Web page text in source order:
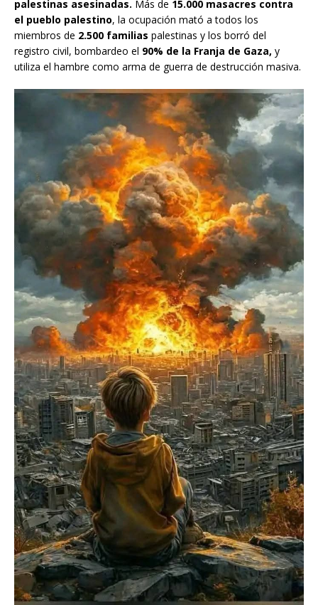
palestinas asesinadas. Más de 15.000 masacres contra
el pueblo palestino, la ocupación mató a todos los
miembros de 2.500 familias palestinas y los borró del
registro civil, bombardeo el 90% de la Franja de Gaza, y
utiliza el hambre como arma de guerra de destrucción masiva.